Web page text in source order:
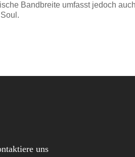
Bandbreite umfasst jedoch
uns